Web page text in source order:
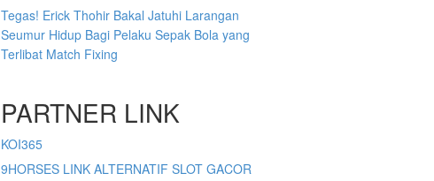
Tegas! Erick Thohir Bakal Jatuhi Larangan
Seumur Hidup Bagi Pelaku Sepak Bola yang
Terlibat Match Fixing
PARTNER LINK
KOI365
9HORSES LINK ALTERNATIF SLOT GACOR